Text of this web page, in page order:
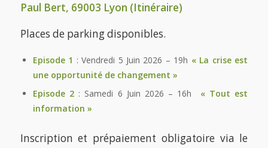
Paul Bert, 69003 Lyon (Itinéraire)
Places de parking disponibles.
Episode 1 : Vendredi 5 Juin 2026 – 19h « La crise est
une opportunité de changement »
Episode 2: Samedi 6 Juin 2026 – 16h
« Tout est
information »
Inscription et prépaiement obligatoire via le